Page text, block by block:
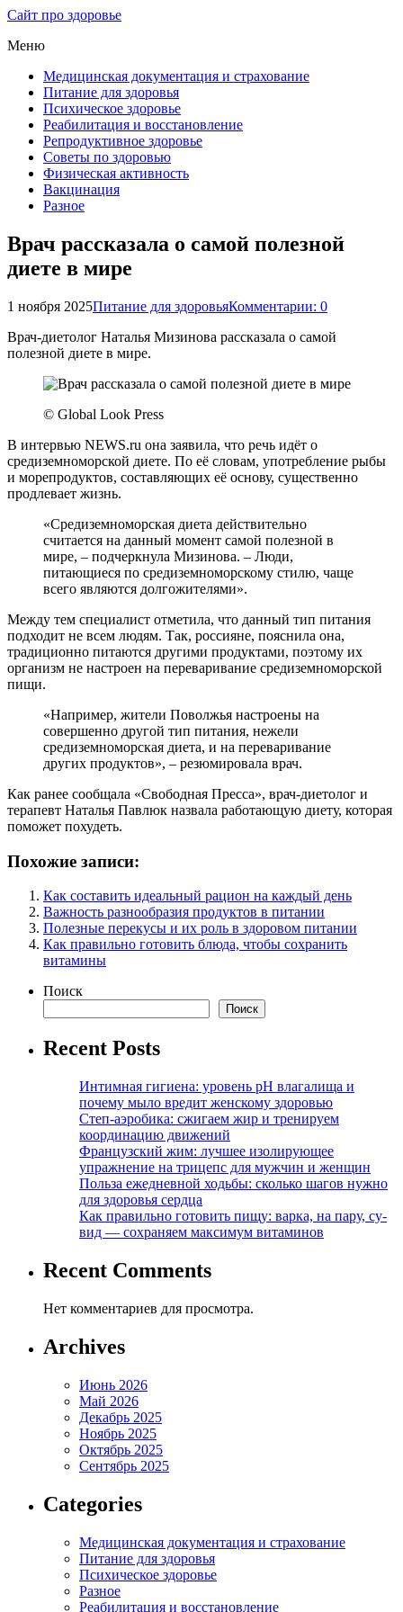
Сайт про здоровье
Меню
Медицинская документация и страхование
Питание для здоровья
Психическое здоровье
Реабилитация и восстановление
Репродуктивное здоровье
Советы по здоровью
Физическая активность
Вакцинация
Разное
Врач рассказала о самой полезной
диете в мире
1 ноября 2025Питание для здоровьяКомментарии: 0
Врач-диетолог Наталья Мизинова рассказала о самой
полезной диете в мире.
© Global Look Press
В интервью NEWS.ru она заявила, что речь идёт о
средиземноморской диете. По её словам, употребление рыбы
и морепродуктов, составляющих её основу, существенно
продлевает жизнь.
«Средиземноморская диета действительно
считается на данный момент самой полезной в
мире, – подчеркнула Мизинова. – Люди,
питающиеся по средиземноморскому стилю, чаще
всего являются долгожителями».
Между тем специалист отметила, что данный тип питания
подходит не всем людям. Так, россияне, пояснила она,
традиционно питаются другими продуктами, поэтому их
организм не настроен на переваривание средиземноморской
пищи.
«Например, жители Поволжья настроены на
совершенно другой тип питания, нежели
средиземноморская диета, и на переваривание
других продуктов», – резюмировала врач.
Как ранее сообщала «Свободная Пресса», врач-диетолог и
терапевт Наталья Павлюк назвала работающую диету, которая
поможет похудеть.
Похожие записи:
Как составить идеальный рацион на каждый день
Важность разнообразия продуктов в питании
Полезные перекусы и их роль в здоровом питании
Как правильно готовить блюда, чтобы сохранить
витамины
Поиск
Поиск
Recent Posts
Интимная гигиена: уровень pH влагалища и
почему мыло вредит женскому здоровью
Степ-аэробика: сжигаем жир и тренируем
координацию движений
Французский жим: лучшее изолирующее
упражнение на трицепс для мужчин и женщин
Польза ежедневной ходьбы: сколько шагов нужно
для здоровья сердца
Как правильно готовить пищу: варка, на пару, су-
вид — сохраняем максимум витаминов
Recent Comments
Нет комментариев для просмотра.
Archives
Июнь 2026
Май 2026
Декабрь 2025
Ноябрь 2025
Октябрь 2025
Сентябрь 2025
Categories
Медицинская документация и страхование
Питание для здоровья
Психическое здоровье
Разное
Реабилитация и восстановление